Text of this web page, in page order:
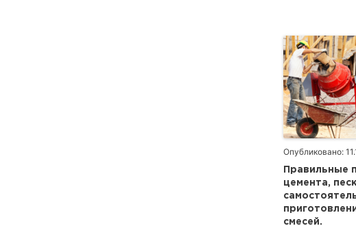
Опубликовано:
Правильные
цемента,
смесей.